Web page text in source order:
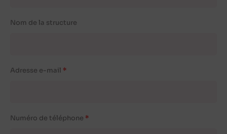
Nom de la structure
Adresse e-mail
Numéro de téléphone